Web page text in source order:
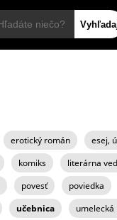
Hľadať
erotický román esej,
komiks literárna
povesť poviedka
učebnica umelecká